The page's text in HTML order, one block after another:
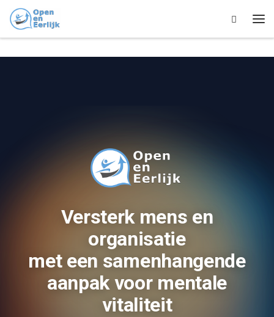
Skip to content
Search
Versterk mens en
organisatie
met een samenhangende
aanpak voor mentale
vitaliteit